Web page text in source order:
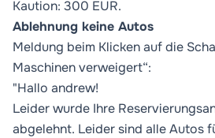
Kaution: 300 EUR.
Ablehnung keine Autos
Meldung beim Klicken auf die
Maschinen verweigert“:
"Hallo andrew!
Leider wurde Ihre
abgelehnt. Leider sind alle Autos